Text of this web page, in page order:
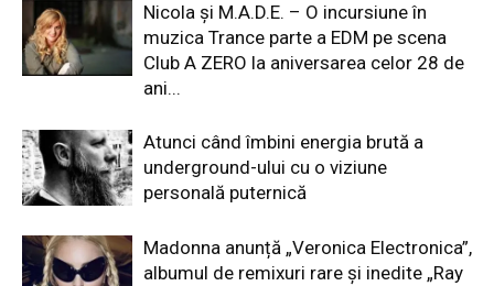
Nicola și M.A.D.E. – O incursiune în
muzica Trance parte a EDM pe scena
Club A ZERO la aniversarea celor 28 de
ani...
Atunci când îmbini energia brută a
underground-ului cu o viziune
personală puternică
Madonna anunță „Veronica Electronica”,
albumul de remixuri rare și inedite „Ray